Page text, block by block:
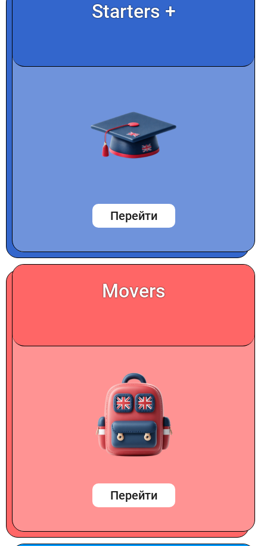
Starters +
Перейти
Movers
Перейти